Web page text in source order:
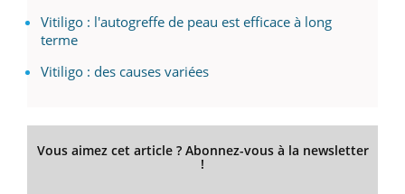
Vitiligo : l'autogreffe de peau est efficace à long
terme
Vitiligo : des causes variées
Vous aimez cet article ? Abonnez-vous à la newsletter
!